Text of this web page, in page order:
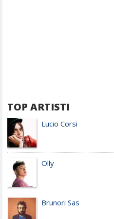
TOP ARTISTI
Lucio Corsi
Olly
Brunori Sas